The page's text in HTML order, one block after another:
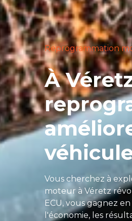
Reprogrammation
À
Vous cherchez à
moteur à Véretz
ECU, vous gagnez
l'économie, les